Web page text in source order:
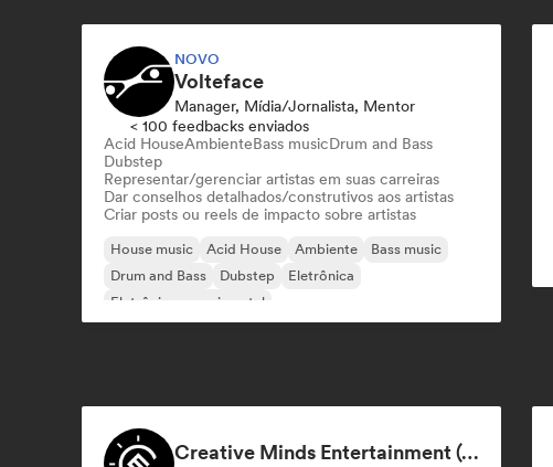
NOVO
Volteface
Manager, Mídia/Jornalista, Mentor
< 100 feedbacks enviados
Acid HouseAmbienteBass musicDrum and Bass
Dubstep
Representar/gerenciar artistas em suas carreiras
Dar conselhos detalhados/construtivos aos artistas
Criar posts ou reels de impacto sobre artistas
House music Acid House Ambiente
Bass music
Drum and Bass
Dubstep
Eletrônica
Eletrônica experimental
Creative Minds Entertainment (CME)